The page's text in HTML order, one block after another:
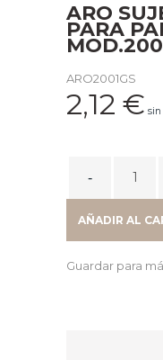
ARO
PARA
ARO2001GS
2,12 € sin
BOLSA
GRIS
AÑADIR AL
Guardar para